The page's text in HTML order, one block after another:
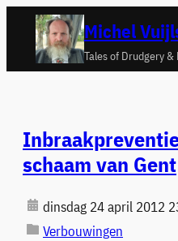
naar
Michel
Tales of Drudgery &
schaam van Gent
dinsdag 24 april 2012
Verbouwingen